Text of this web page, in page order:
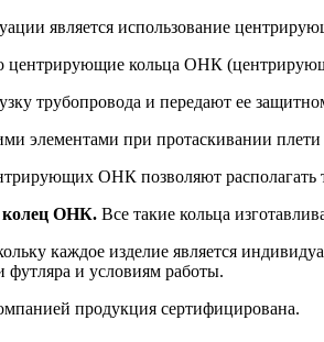
является использование
центрирующие кольца ОНК
трубопровода и передают ее
элементами при протаскивании
ОНК позволяют располагать
колец ОНК. Все такие кольца
каждое изделие является
футляра и условиям работы.
продукция сертифицирована.